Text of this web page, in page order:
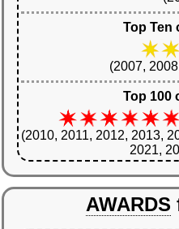
Top Ten
(2007,
Top 100
(2010, 2011, 2012, 2013,
2021,
AWARDS